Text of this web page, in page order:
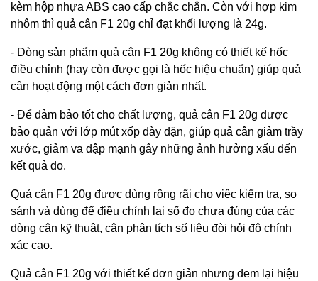
kèm hộp nhựa ABS cao cấp chắc chắn. Còn với hợp kim
nhôm thì quả cân F1 20g chỉ đạt khối lượng là 24g.
- Dòng sản phẩm quả cân F1 20g không có thiết kế hốc
điều chỉnh (hay còn được gọi là hốc hiệu chuẩn) giúp quả
cân hoạt động một cách đơn giản nhất.
- Để đảm bảo tốt cho chất lượng, quả cân F1 20g được
bảo quản với lớp mút xốp dày dặn, giúp quả cân giảm trầy
xước, giảm va đập mạnh gây những ảnh hưởng xấu đến
kết quả đo.
Quả cân F1 20g được dùng rộng rãi cho việc kiểm tra, so
sánh và dùng để điều chỉnh lại số đo chưa đúng của các
dòng cân kỹ thuật, cân phân tích số liệu đòi hỏi độ chính
xác cao.
Quả cân F1 20g với thiết kế đơn giản nhưng đem lại hiệu